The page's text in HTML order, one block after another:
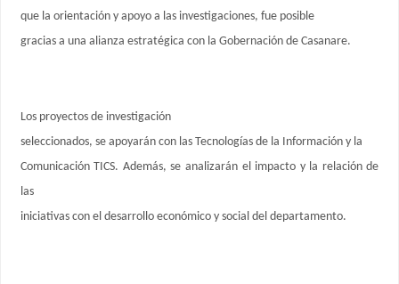
que la orientación y apoyo a las investigaciones, fue posible
gracias a una alianza estratégica con la Gobernación de Casanare.
Los proyectos de investigación
seleccionados, se apoyarán con las Tecnologías de la Información y la
Comunicación TICS. Además, se analizarán el impacto y la relación de
las
iniciativas con el desarrollo económico y social del departamento.